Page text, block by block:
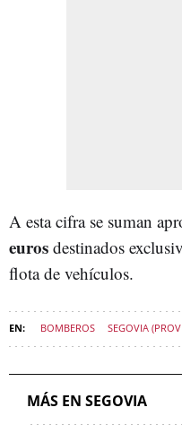
A esta cifra se suman
euros destinados
flota de vehículos.
BOMBEROS SEGOVIA
MÁS EN SEGOVIA